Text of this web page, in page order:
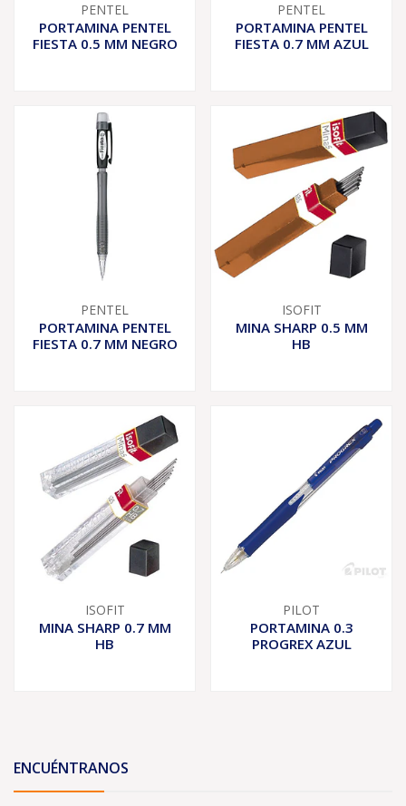
PENTEL
PORTAMINA PENTEL
FIESTA 0.5 MM NEGRO
PENTEL
PORTAMINA PENTEL
FIESTA 0.7 MM AZUL
PENTEL
PORTAMINA PENTEL
FIESTA 0.7 MM NEGRO
ISOFIT
MINA SHARP 0.5 MM
HB
ISOFIT
MINA SHARP 0.7 MM
HB
PILOT
PORTAMINA 0.3
PROGREX AZUL
ENCUÉNTRANOS